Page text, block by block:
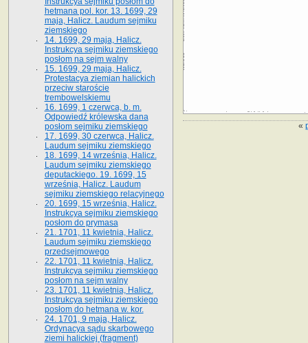
«
hetmana pol. kor. 13. 1699, 29
maja, Halicz. Laudum sejmiku
ziemskiego
14. 1699, 29 maja, Halicz.
Instrukcya sejmiku ziemskiego
posłom na sejm walny
15. 1699, 29 maja, Halicz.
Protestacya ziemian halickich
przeciw staroście
trembowelskiemu
16. 1699, 1 czerwca, b. m.
Odpowiedź królewska dana
posłom sejmiku ziemskiego
17. 1699, 30 czerwca, Halicz.
Laudum sejmiku ziemskiego
18. 1699, 14 września, Halicz.
Laudum sejmiku ziemskiego
deputackiego. 19. 1699, 15
września, Halicz. Laudum
sejmiku ziemskiego relacyjnego
20. 1699, 15 września, Halicz.
Instrukcya sejmiku ziemskiego
posłom do prymasa
21. 1701, 11 kwietnia, Halicz.
Laudum sejmiku ziemskiego
przedsejmowego
22. 1701, 11 kwietnia, Halicz.
Instrukcya sejmiku ziemskiego
posłom na sejm walny
23. 1701, 11 kwietnia, Halicz.
Instrukcya sejmiku ziemskiego
posłom do hetmana w. kor.
24. 1701, 9 maja, Halicz.
Ordynacya sądu skarbowego
ziemi halickiej (fragment)